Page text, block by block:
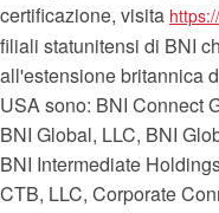
certificazione, visita
filiali statunitensi di BNI
all'estensione britannica
USA sono: BNI Connect
BNI Global, LLC, BNI
BNI Intermediate
CTB, LLC, Corporate